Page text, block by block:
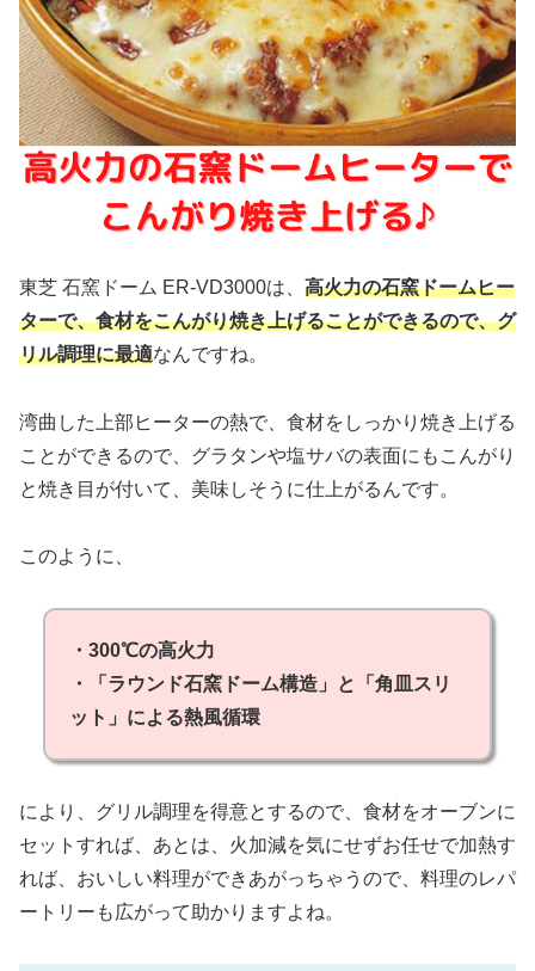
東芝 石窯ドーム ER-VD3000は、 高火力の石窯ドームヒー
ターで、食材をこんがり焼き上げることができるので、グ
リル調理に最適なんですね。
湾曲した上部ヒーターの熱で、食材をしっかり焼き上げる
ことができるので、グラタンや塩サバの表面にもこんがり
と焼き目が付いて、美味しそうに仕上がるんです。
このように、
・300℃の高火力
・「ラウンド石窯ドーム構造」と「角皿スリ
ット」による熱風循環
により、グリル調理を得意とするので、食材をオーブンに
セットすれば、あとは、火加減を気にせずお任せで加熱す
れば、おいしい料理ができあがっちゃうので、料理のレパ
ートリーも広がって助かりますよね。